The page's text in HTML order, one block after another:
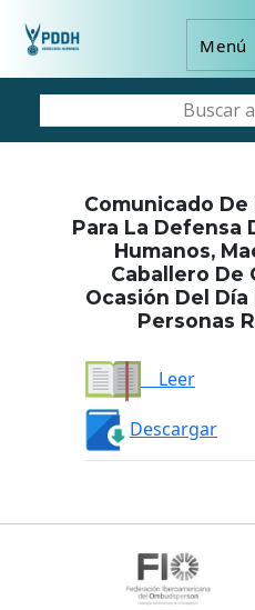
Menú
Comunicado
Para La Defensa
Humanos,
Caballero De
Ocasión Del
Personas
Leer
Descargar